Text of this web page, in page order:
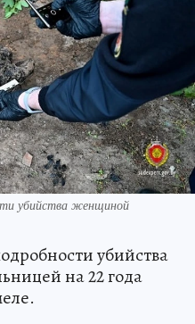
убийства женщиной
убийства
на 22 года